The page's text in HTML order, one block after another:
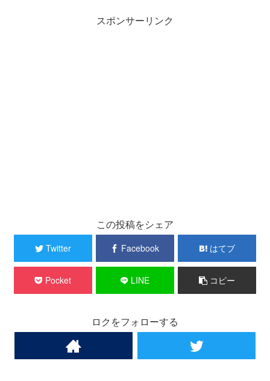
スポンサーリンク
この投稿をシェア
Twitter Facebook はてブ
Pocket LINE コピー
ロクをフォローする